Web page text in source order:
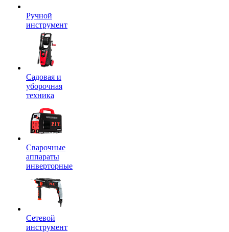
Ручной
инструмент
Садовая и
уборочная
техника
Сварочные
аппараты
инверторные
Сетевой
инструмент